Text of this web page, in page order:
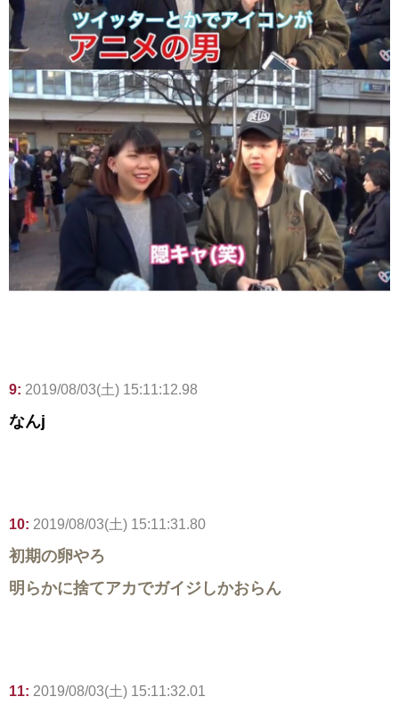
9: 2019/08/03(土) 15:11:12.98
なんj
10: 2019/08/03(土) 15:11:31.80
初期の卵やろ
明らかに捨てアカでガイジしかおらん
11: 2019/08/03(土) 15:11:32.01